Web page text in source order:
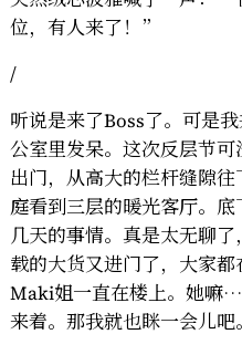
位，有人来了！”
/
听说是来了Boss了。可是
公室里发呆。这次反层节
出门，从高大的栏杆缝隙
庭看到三层的暖光客厅。
几天的事情。真是太无聊
载的大货又进门了，大家
Maki姐一直在楼上。她嘛
来着。那我就也眯一会儿吧。